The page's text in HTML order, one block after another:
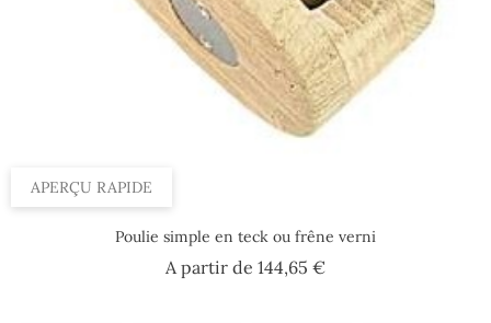
APERÇU RAPIDE
Poulie simple en teck ou frêne verni
A partir de 144,65 €Prix